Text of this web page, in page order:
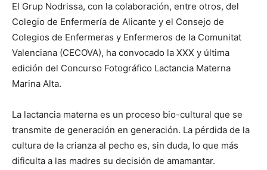
El Grup Nodrissa, con la colaboración, entre otros, del
Colegio de Enfermería de Alicante y el Consejo de
Colegios de Enfermeras y Enfermeros de la Comunitat
Valenciana (CECOVA), ha convocado la XXX y última
edición del Concurso Fotográfico Lactancia Materna
Marina Alta.
La lactancia materna es un proceso bio-cultural que se
transmite de generación en generación. La pérdida de la
cultura de la crianza al pecho es, sin duda, lo que más
dificulta a las madres su decisión de amamantar.